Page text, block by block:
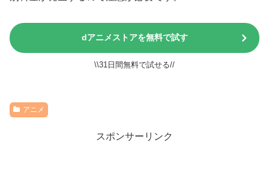
dアニメストアを無料で試す
\\31日間無料で試せる//
アニメ
スポンサーリンク